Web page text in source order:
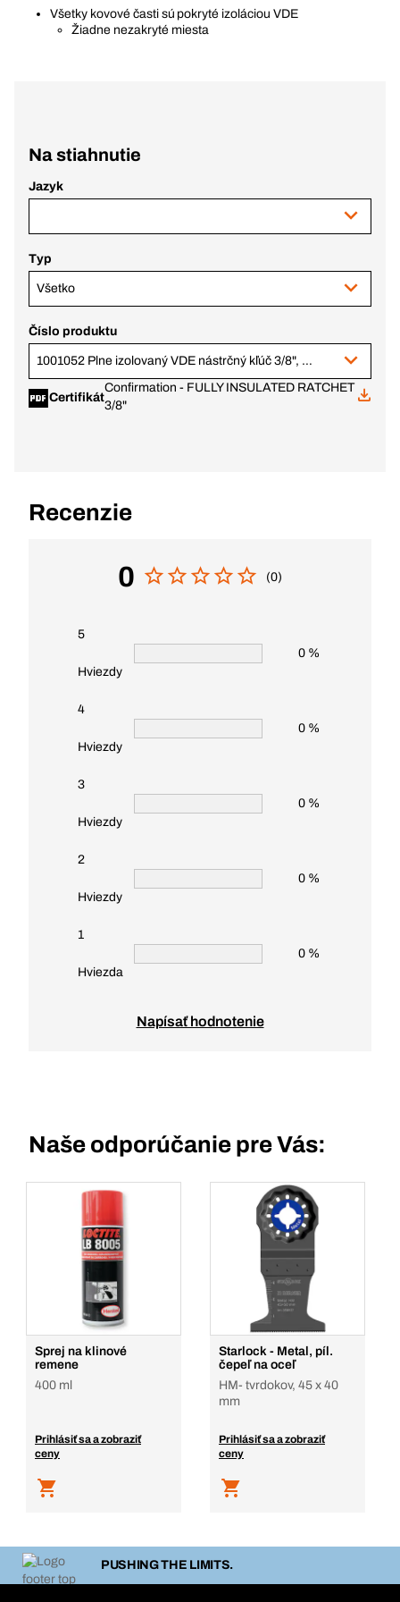
Všetky kovové časti sú pokryté izoláciou VDE
Žiadne nezakryté miesta
Na stiahnutie
Jazyk
Typ
Všetko
Číslo produktu
1001052 Plne izolovaný VDE nástrčný kľúč 3/8", 6-hran, 18 mm
Certifikát
Confirmation - FULLY INSULATED RATCHET
3/8"
Recenzie
0 (0)
5
Hviezdy
0 %
4
Hviezdy
0 %
3
Hviezdy
0 %
2
Hviezdy
0 %
1
Hviezda
0 %
Napísať hodnotenie
Naše odporúčanie pre Vás:
Sprej na klinové
remene
400 ml
Prihlásiť sa a zobraziť
ceny
Starlock - Metal, píl.
čepeľ na oceľ
HM- tvrdokov, 45 x 40
mm
Prihlásiť sa a zobraziť
ceny
PUSHING THE LIMITS.